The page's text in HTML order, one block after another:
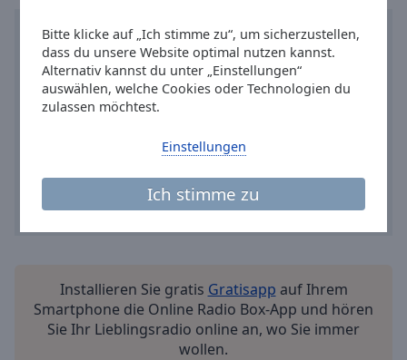
Bitte klicke auf „Ich stimme zu“, um sicherzustellen,
dass du unsere Website optimal nutzen kannst.
Alternativ kannst du unter „Einstellungen“
auswählen, welche Cookies oder Technologien du
zulassen möchtest.
Ich stimme zu
Einstellungen
Installieren Sie gratis Gratisapp auf Ihrem
Smartphone die Online Radio Box-App und hören
Sie Ihr Lieblingsradio online an, wo Sie immer
wollen.